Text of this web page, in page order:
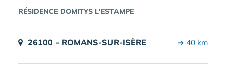
RÉSIDENCE DOMITYS L'ESTAMPE
26100 - ROMANS-SUR-ISÈRE ➔ 40 km